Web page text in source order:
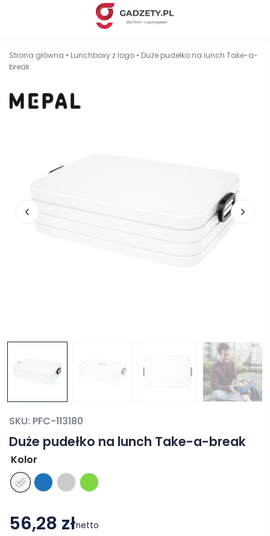
Strona główna • Lunchboxy z logo • Duże pudełko na lunch Take-a-
break
Duże pudełko na lunch Take-a-break
SKU: PFC-113180
Kolor
56,28 złnetto